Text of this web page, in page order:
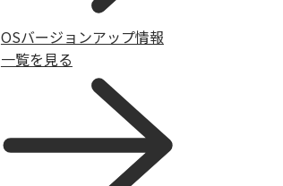
OSバージョンアップ情報
一覧を見る